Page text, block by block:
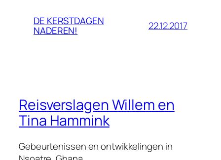
DE KERSTDAGEN
NADEREN! 22.12.2017
Reisverslagen Willem en
Tina Hammink
Gebeurtenissen en ontwikkelingen in